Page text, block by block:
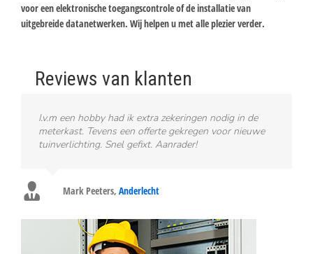
voor een elektronische toegangscontrole of de installatie van
uitgebreide datanetwerken. Wij helpen u met alle plezier verder.
Reviews van klanten
I.v.m een hobby had ik extra zekeringen nodig in de
meterkast. Tevens een offerte gekregen voor nieuwe
tuinverlichting. Snel gefixt. Aanrader!
Mark Peeters, Anderlecht